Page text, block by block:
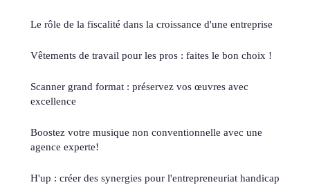
Le rôle de la fiscalité dans la croissance d'une entreprise
Vêtements de travail pour les pros : faites le bon choix !
Scanner grand format : préservez vos œuvres avec
excellence
Boostez votre musique non conventionnelle avec une
agence experte!
H'up : créer des synergies pour l'entrepreneuriat handicap